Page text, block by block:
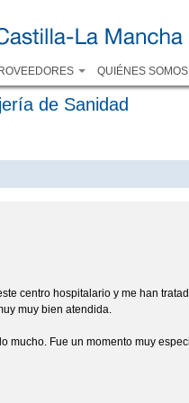
principal
QUIÉNES SOMOS
de Sanidad
centro hospitalario y me han
muy bien atendida.
mucho. Fue un momento muy